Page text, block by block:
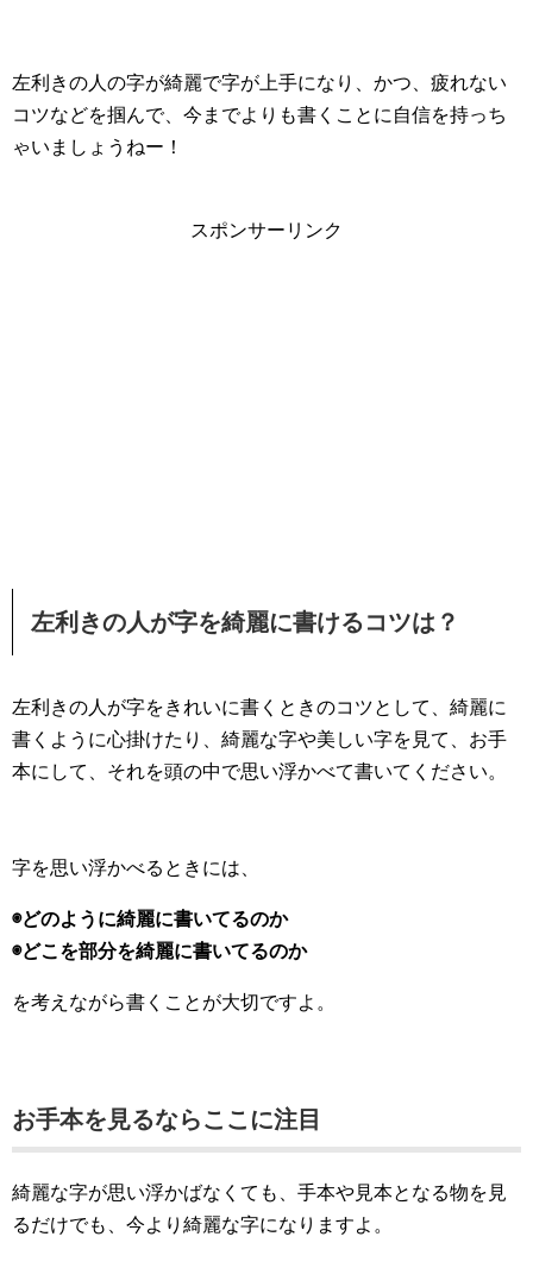
左利きの人の字が綺麗で字が上手になり、かつ、疲れない
コツなどを掴んで、今までよりも書くことに自信を持っち
ゃいましょうねー！
スポンサーリンク
左利きの人が字を綺麗に書けるコツは？
左利きの人が字をきれいに書くときのコツとして、綺麗に
書くように心掛けたり、綺麗な字や美しい字を見て、お手
本にして、それを頭の中で思い浮かべて書いてください。
字を思い浮かべるときには、
◉どのように綺麗に書いてるのか
◉どこを部分を綺麗に書いてるのか
を考えながら書くことが大切ですよ。
お手本を見るならここに注目
綺麗な字が思い浮かばなくても、手本や見本となる物を見
るだけでも、今より綺麗な字になりますよ。